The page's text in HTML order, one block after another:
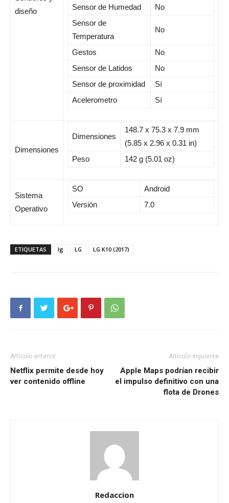
diseño
Sensor de Humedad
No
Sensor de
Temperatura
No
Gestos
No
Sensor de Latidos
No
Sensor de proximidad
Sí
Acelerometro
Sí
Dimensiones
Dimensiones
148.7 x 75.3 x 7.9 mm
(5.85 x 2.96 x 0.31 in)
Peso
142 g (5.01 oz)
Sistema
Operativo
SO
Android
Versión
7.0
ETIQUETAS lg LG LG K10 (2017)
Artículo anterior
Netflix permite desde hoy
ver contenido offline
Artículo siguiente
Apple Maps podrían recibir
el impulso definitivo con una
flota de Drones
Redaccion